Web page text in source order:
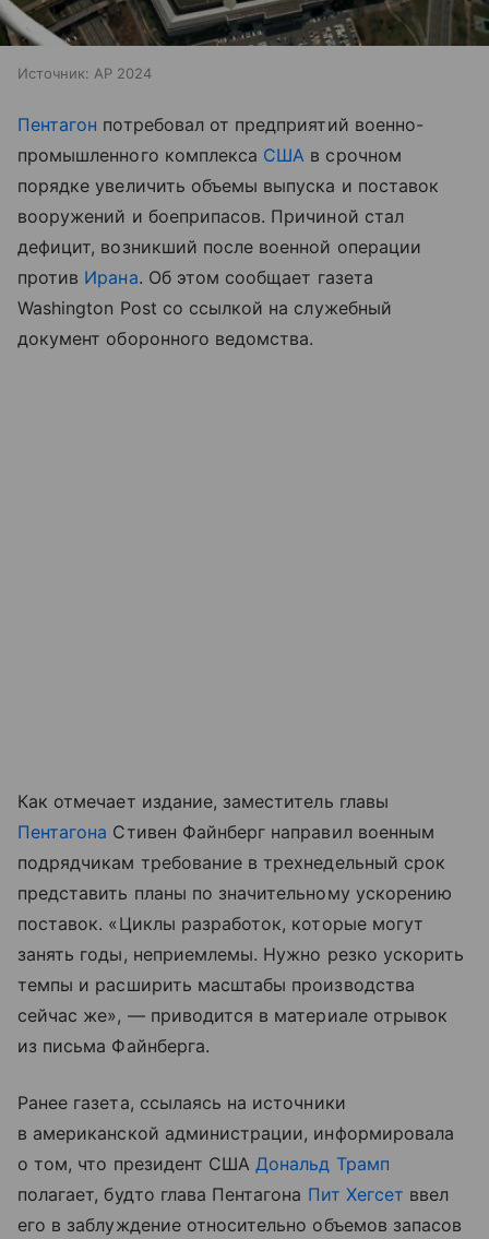
Источник: AP 2024
Пентагон потребовал от предприятий военно-
промышленного комплекса США в срочном
порядке увеличить объемы выпуска и поставок
вооружений и боеприпасов. Причиной стал
дефицит, возникший после военной операции
против Ирана. Об этом сообщает газета
Washington Post со ссылкой на служебный
документ оборонного ведомства.
Как отмечает издание, заместитель главы
Пентагона Стивен Файнберг направил военным
подрядчикам требование в трехнедельный срок
представить планы по значительному ускорению
поставок. «Циклы разработок, которые могут
занять годы, неприемлемы. Нужно резко ускорить
темпы и расширить масштабы производства
сейчас же», — приводится в материале отрывок
из письма Файнберга.
Ранее газета, ссылаясь на источники
в американской администрации, информировала
о том, что президент США Дональд Трамп
полагает, будто глава Пентагона Пит Хегсет ввел
его в заблуждение относительно объемов запасов